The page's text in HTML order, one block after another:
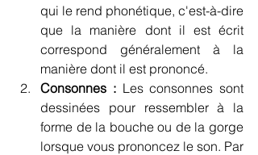
qui le rend phonétique, c'est-à-dire
que la manière dont il est écrit
correspond généralement à la
manière dont il est prononcé.
Consonnes : Les consonnes sont
dessinées pour ressembler à la
forme de la bouche ou de la gorge
lorsque vous prononcez le son. Par